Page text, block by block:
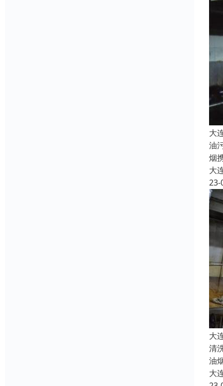
大
油
烟
大
23-
大
清
油
大